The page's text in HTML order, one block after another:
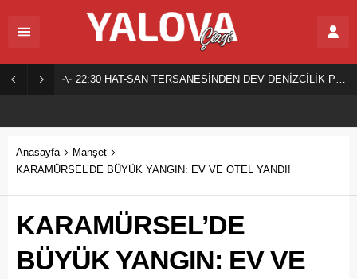
22:30 HAT-SAN TERSANESİNDEN DEV DENİZCİLİK PROJESİ!
Anasayfa
Manşet
KARAMÜRSEL’DE BÜYÜK YANGIN: EV VE OTEL YANDI!
KARAMÜRSEL’DE
BÜYÜK YANGIN: EV VE